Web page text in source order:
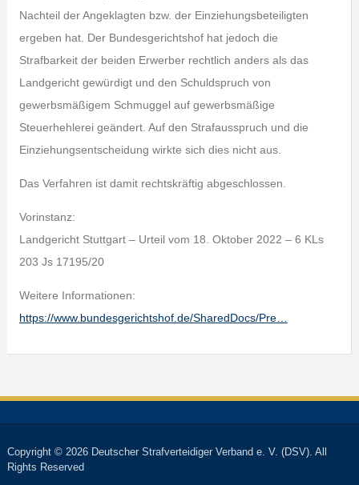
Nachteil der Angeklagten bzw. der Einziehungsbeteiligten
ergeben hat. Der Bundesgerichtshof hat jedoch die
Strafbarkeit der beiden Erwerber rechtlich anders als das
Landgericht gewürdigt und den Schuldspruch von
gewerbsmäßigem Schmuggel auf gewerbsmäßige
Steuerhehlerei geändert. Auf den Strafausspruch und die
Einziehungsentscheidung wirkte sich dies nicht aus.
Das Verfahren ist damit rechtskräftig abgeschlossen.
Vorinstanz:
Landgericht Stuttgart – Urteil vom 18. Oktober 2022 – 6 KLs
203 Js 17195/20
Weitere Informationen:
https://www.bundesgerichtshof.de/SharedDocs/Pre…
Copyright © 2026 Deutscher Strafverteidiger Verband e. V. (DSV). All
Rights Reserved